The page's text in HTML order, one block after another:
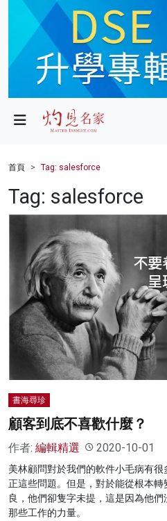
政局
財經
健康
商業
科技
影片
名家榜
灼見活動
首頁 Tag: salesforce
Tag: salesforce
書海尋珍
顧客到底不喜歡什麼？
作者: 編輯精選 2020-10-01
美林顧問對於我們的軟件小毛病有
正這些問題。但是，對於能從根本
良，他們卻隻字未提，這是因為他
那些工作的力量。